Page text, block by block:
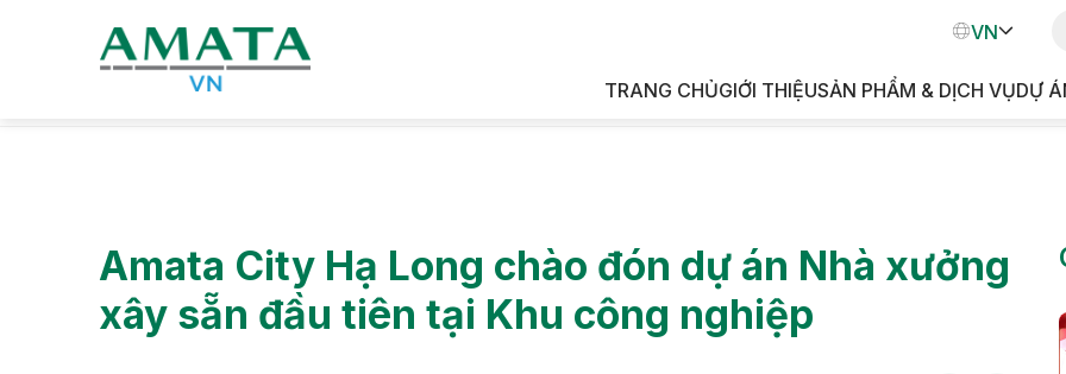
VN
EN
TRANG CHỦGIỚI THIỆUSẢN PHẨM & DỊCH VỤDỰ
Tin tức
Amata City Hạ Long chào đón dự án Nhà xưởng
xây sẵn đầu tiên tại Khu công nghiệp